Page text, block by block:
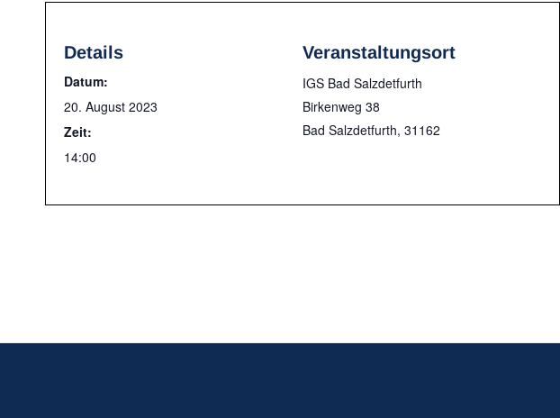
Details
Datum:
20. August 2023
Zeit:
14:00
Veranstaltungsort
IGS Bad Salzdetfurth
Birkenweg 38
Bad Salzdetfurth, 31162